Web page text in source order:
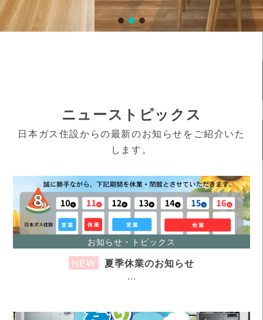
ニューストピックス
日本ガス住設からの最新のお知らせをご紹介いた
します。
Warning : Undefined variable $page in
/home/ngju/ngju.co.jp/public_html/wp/wp-
content/themes/ystandard-child/template-
parts/front-page/diy.phpon line53
: Attempt to read property "ID" on null in
content/themes/ystandard-child/template-
お知らせ・トピックス
NEW
夏季休業のお知らせ
...